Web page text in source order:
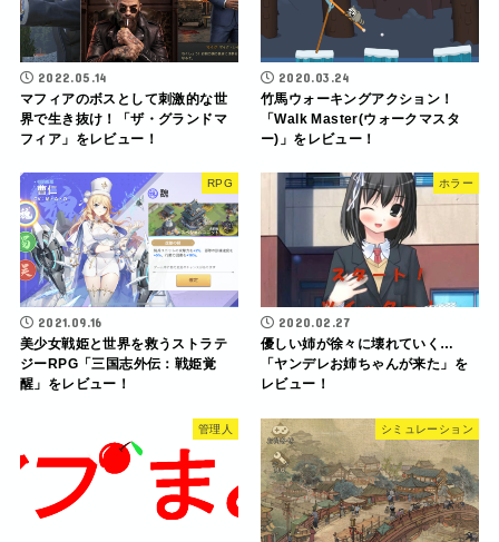
2022.05.14
マフィアのボスとして刺激的な世
界で生き抜け！「ザ・グランドマ
フィア」をレビュー！
2020.03.24
竹馬ウォーキングアクション！
「Walk Master(ウォークマスタ
ー)」をレビュー！
RPG
2021.09.16
美少女戦姫と世界を救うストラテ
ジーRPG「三国志外伝：戦姫覚
醒」をレビュー！
ホラー
2020.02.27
優しい姉が徐々に壊れていく…
「ヤンデレお姉ちゃんが来た」を
レビュー！
管理人 シミュレーション